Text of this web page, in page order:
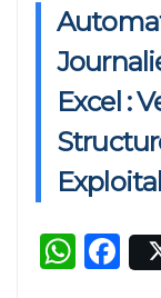
Excel :
W F